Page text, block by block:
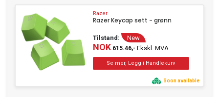
Razer
Razer Keycap sett - grønn
Tilstand: New
NOK615.46,- Ekskl. MVA
Soon available